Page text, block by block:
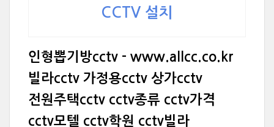
CCTV 설치
인형뽑기방cctv - www.allcc.co.kr
빌라cctv 가정용cctv 상가cctv
전원주택cctv cctv종류 cctv가격
cctv모텔 cctv학원 cctv빌라